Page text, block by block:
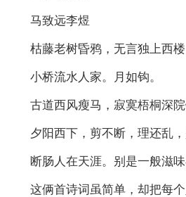
马致远李煜
枯藤老树昏鸦，无言独上西楼
小桥流水人家。月如钩。
古道西风瘦马，寂寞梧桐深院
夕阳西下，剪不断，理还乱，
断肠人在天涯。别是一般滋味
这俩首诗词虽简单，却把每